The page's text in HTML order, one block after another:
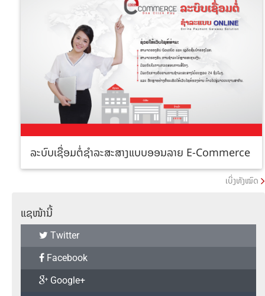
ລະບົບເຊື່ອມຕໍ່ຊຳລະສະສາງແບບອອນລາຍ E-Commerce
ເບິ່ງທັງໝົດ
ແຊໜ້ານີ້
Twitter
Facebook
Google+